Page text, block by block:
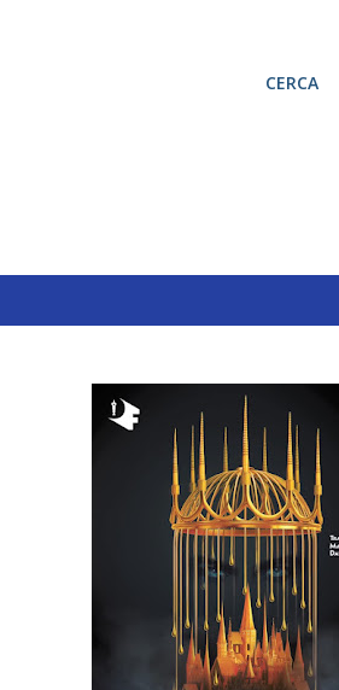
CERCA